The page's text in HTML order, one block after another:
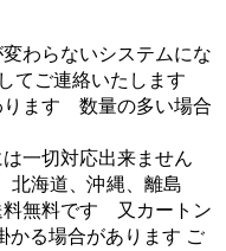
わらないシステムにな
てご連絡いたします
ます 数量の多い場合
一切対応出来ません
海道、沖縄、離島
料無料です 又カートン
る場合があります ご